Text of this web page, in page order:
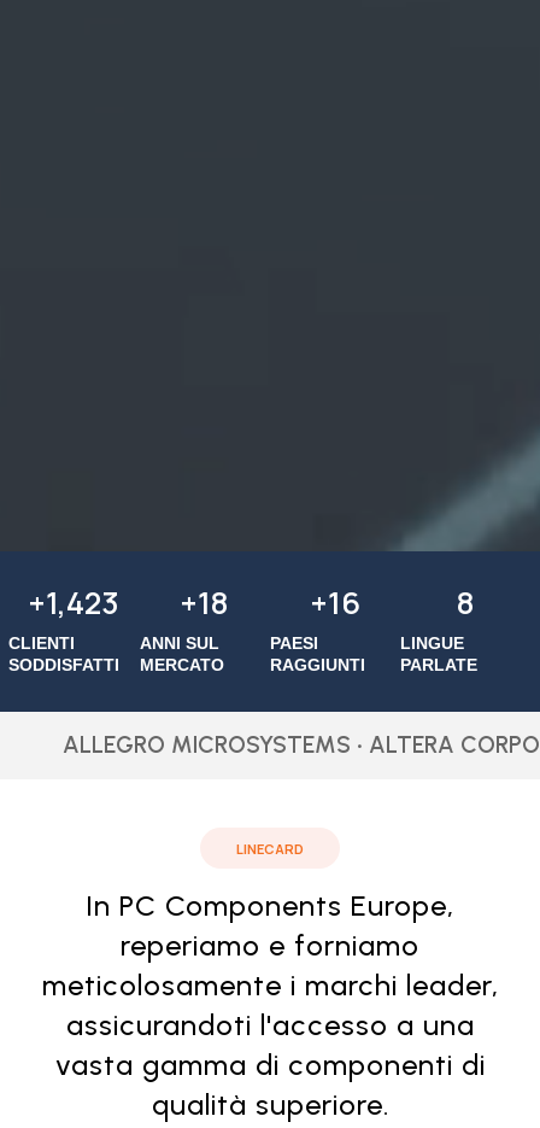
ANNI SUL
MERCATO
+22
PAESI
RAGGIUNTI
+20
CLIENTI
SODDISFATTI
+1,500
LINGUE
PARLATE
10
MICROSYSTEMS • ALTERA CORPORATION •
LINECARD
In PC Components Europe,
reperiamo e forniamo
meticolosamente i marchi leader,
assicurandoti l'accesso a una
vasta gamma di componenti di
qualità superiore.